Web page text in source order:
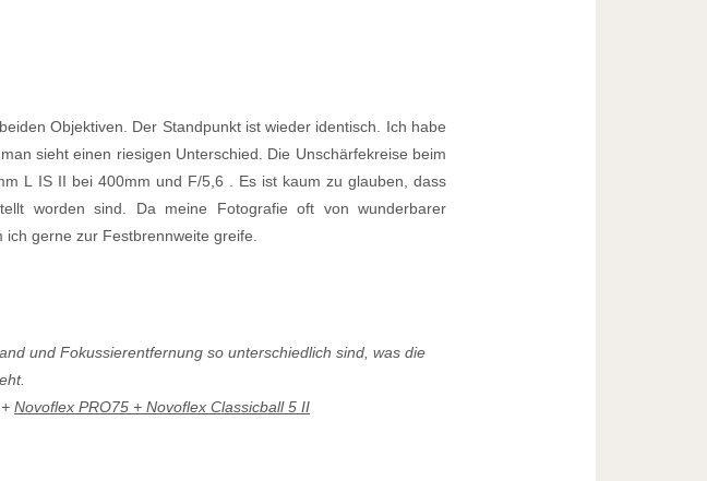
Objektiven. Der Standpunkt ist wieder identisch. Ich habe
sieht einen riesigen Unterschied. Die Unschärfekreise beim
L IS II bei 400mm und F/5,6 . Es ist kaum zu glauben, dass
worden sind. Da meine Fotografie oft von wunderbarer
gerne zur Festbrennweite greife.
und Fokussierentfernung so unterschiedlich sind, was die
Novoflex PRO75 + Novoflex Classicball 5 II